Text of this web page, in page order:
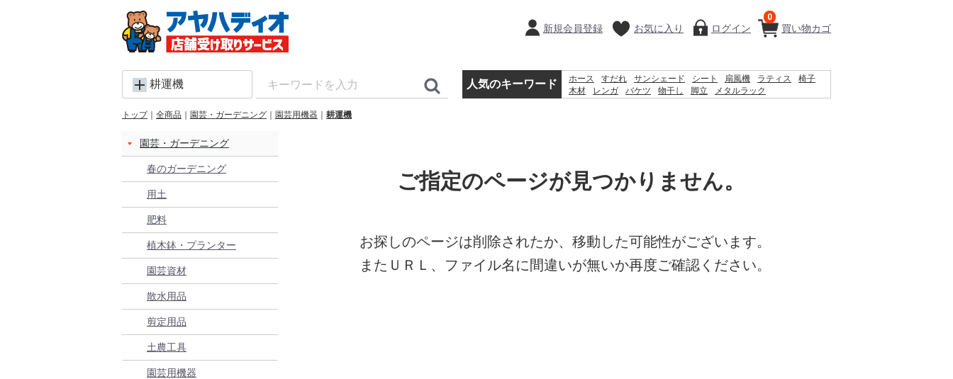
買い物カゴ
0
新規会員登録 お気に入り ログイン
耕運機 人気のキーワード ホース すだれ サンシェード シート 扇風機 ラティス
椅子
木材
レンガ バケツ 物干し 脚立
メタルラック
トップ 全商品 園芸・ガーデニング 園芸用機器 耕運機
園芸・ガーデニング
春のガーデニング
用土
肥料
植木鉢・プランター
園芸資材
散水用品
剪定用品
土農工具
園芸用機器
ご指定のページが見つかりません。
お探しのページは削除されたか、移動した可能性がございます。
またＵＲＬ、ファイル名に間違いが無いか再度ご確認ください。